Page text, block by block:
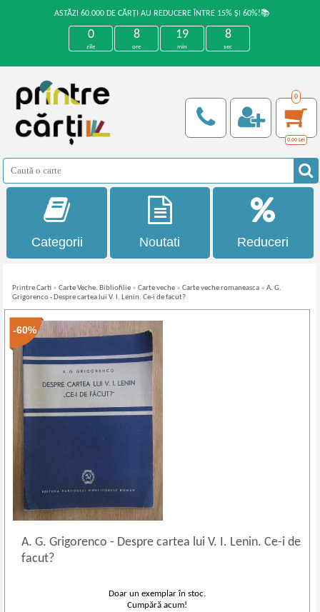
ASTĂZI 60.000 DE CĂRȚI AU REDUCERE ÎNTRE 15% ȘI 60%!📚
0
zile
8
ore
19
min
8
sec
0
0,00 Lei
Categorii Noutati Reduceri
Printre Carti »Carte Veche. Bibliofilie »Carte veche »Carte veche romaneasca »A. G.
Grigorenco - Despre cartea lui V. I. Lenin. Ce-i de facut?
-60%
A. G. Grigorenco- Despre cartea lui V. I. Lenin. Ce-i de
facut?
Doar un exemplar în stoc.
Cumpără acum!